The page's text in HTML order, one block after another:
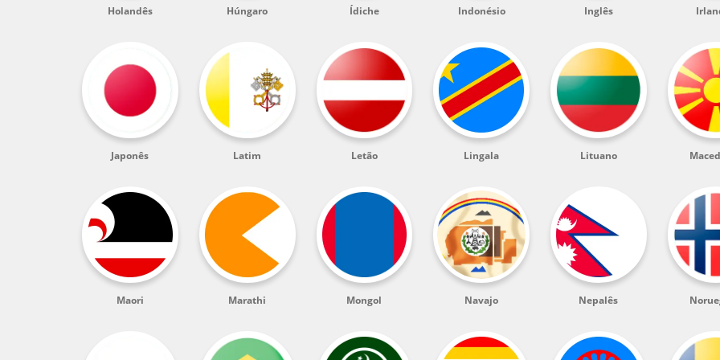
Holandês Húngaro Ídiche Indonésio Inglês
Japonês Latim Letão Lingala Lituano
Maori Marathi Mongol Navajo Nepalês